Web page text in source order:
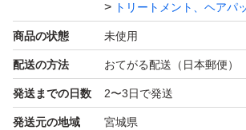
トリートメント、ヘアパ
商品の状態 未使用
配送の方法 おてがる配送（日本郵便）
発送までの日数 2〜3日で発送
発送元の地域 宮城県